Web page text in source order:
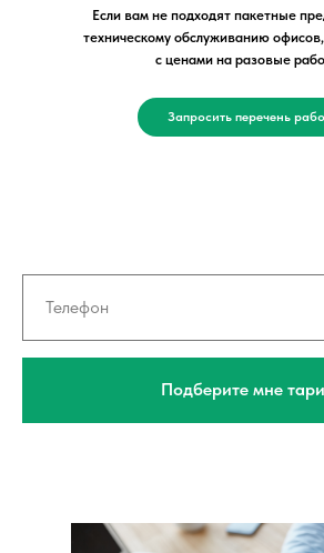
Если вам не подходят пакетные
техническому обслуживанию
с ценами на разовые
Запросить перечень
Подберите мне